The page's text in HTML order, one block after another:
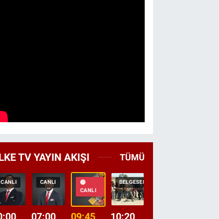
TV YAYIN AKIŞI TÜMÜ
CANLI CANLI
07:00
CANLI
09:45
BELGESEL
10:20